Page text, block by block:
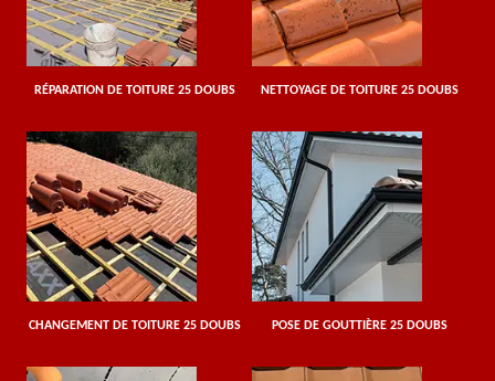
RÉPARATION DE TOITURE 25 DOUBS NETTOYAGE DE TOITURE 25 DOUBS
CHANGEMENT DE TOITURE 25 DOUBS POSE DE GOUTTIÈRE 25 DOUBS